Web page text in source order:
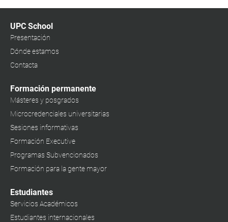
UPC School
Presentación
Dónde estamos
Contacta
Formación permanente
Másteres y posgrados
Microcredenciales universitarias
Sesiones informativas
Formación Executive
Programas Subvencionados
Formación para la gente mayor
Estudiantes
Servicios Académicos
Estudiantes internacionales